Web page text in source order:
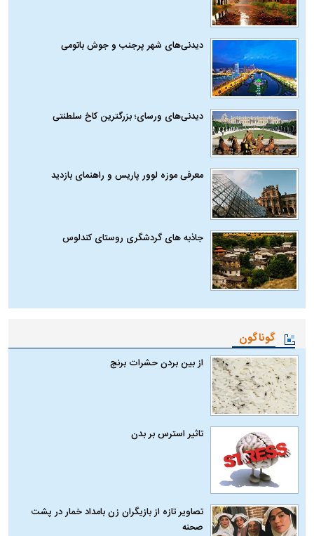
دیدنی‌های شهر پرجنب و جوش باتومی
دیدنی‌های ورسای؛ بزرگترین کاخ سلطنتی
معرفی موزه لوور پاریس و راهنمای بازدید
جاذبه های گردشگری روستای کندلوس
گوناگون
از بین بردن حشرات برنج
تاثیر استرس بر بدن
تصاویر تازه از بازیگران زن بامداد خمار در پشت
صحنه